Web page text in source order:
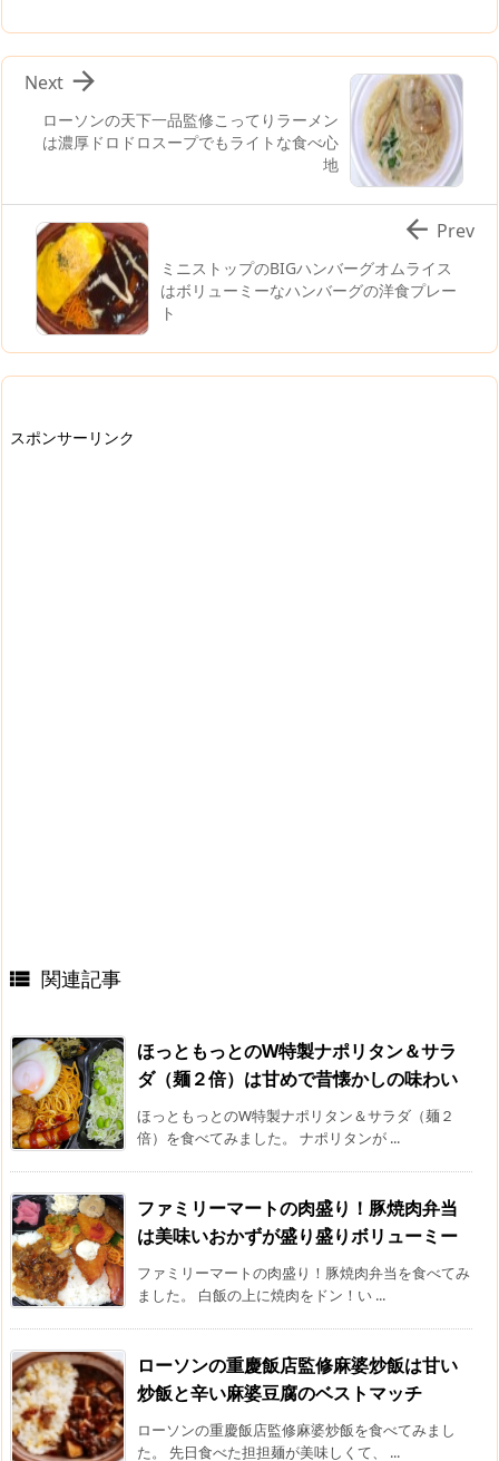
ローソンの天下一品監修こってりラーメン
は濃厚ドロドロスープでもライトな食べ心
地

Next
ミニストップのBIGハンバーグオムライス
はボリューミーなハンバーグの洋食プレー
ト
 Prev
スポンサーリンク
 関連記事
ほっともっとのW特製ナポリタン＆サラ
ダ（麺２倍）は甘めで昔懐かしの味わい
ほっともっとのW特製ナポリタン＆サラダ（麺２
倍）を食べてみました。 ナポリタンが ...
ファミリーマートの肉盛り！豚焼肉弁当
は美味いおかずが盛り盛りボリューミー
ファミリーマートの肉盛り！豚焼肉弁当を食べてみ
ました。 白飯の上に焼肉をドン！い ...
ローソンの重慶飯店監修麻婆炒飯は甘い
炒飯と辛い麻婆豆腐のベストマッチ
ローソンの重慶飯店監修麻婆炒飯を食べてみまし
た。 先日食べた担担麺が美味しくて、 ...